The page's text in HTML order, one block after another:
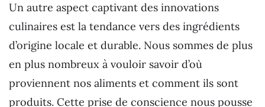
Un autre aspect captivant des innovations
culinaires est la tendance vers des ingrédients
d’origine locale et durable. Nous sommes de plus
en plus nombreux à vouloir savoir d’où
proviennent nos aliments et comment ils sont
produits. Cette prise de conscience nous pousse